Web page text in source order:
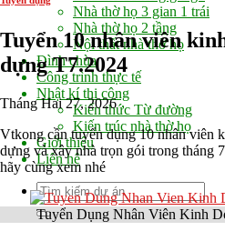
Nhà thờ họ 3 gian 1 trái
Nhà thờ họ 2 tầng
Nội thất nhà thờ họ
Đình chùa
Công trình thực tế
Nhật kí thi công
Kiến thức Từ đường
Kiến trúc nhà thờ họ
Giới thiệu
Liên hệ
Tuyển 10 nhân viên
dựng T7.2024
Tháng Hai 27, 2026
Vtkong cần tuyển dụng 10 nhân viên
dựng và xây nhà trọn gói trong tháng
hãy cùng xem nhé
Tuyển Dụng Nhân Viên Kinh